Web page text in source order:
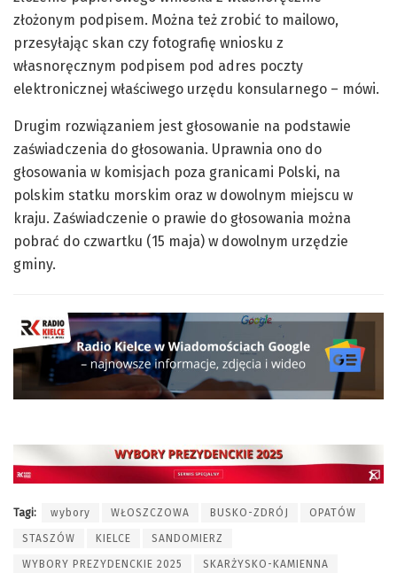
złożonym podpisem. Można też zrobić to mailowo,
przesyłając skan czy fotografię wniosku z
własnoręcznym podpisem pod adres poczty
elektronicznej właściwego urzędu konsularnego – mówi.
Drugim rozwiązaniem jest głosowanie na podstawie
zaświadczenia do głosowania. Uprawnia ono do
głosowania w komisjach poza granicami Polski, na
polskim statku morskim oraz w dowolnym miejscu w
kraju. Zaświadczenie o prawie do głosowania można
pobrać do czwartku (15 maja) w dowolnym urzędzie
gminy.
Tagi: wybory WŁOSZCZOWA BUSKO-ZDRÓJ OPATÓW
STASZÓW KIELCE SANDOMIERZ
WYBORY PREZYDENCKIE 2025 SKARŻYSKO-KAMIENNA